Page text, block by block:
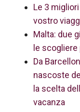
Le 3
vostro
Malta: due
le
Da
nascoste
la scelta
vacanza